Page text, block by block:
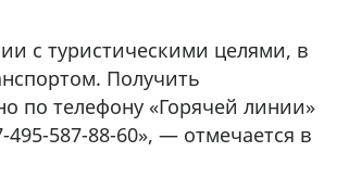
с туристическими целями, в
Получить
по телефону «Горячей линии»
587-88-60», — отмечается в